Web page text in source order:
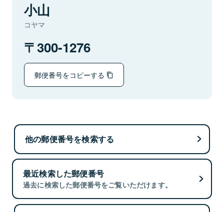
小山
コヤマ
300-1276
郵便番号をコピーする
他の郵便番号を検索する
最近検索した郵便番号
過去に検索した郵便番号をご覧いただけます。